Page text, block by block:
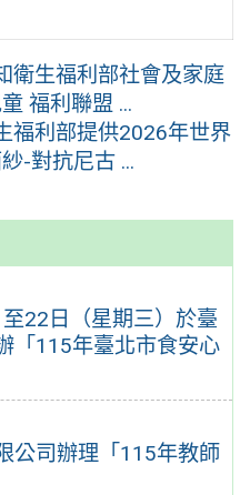
22日（星期三）於臺
「115年臺北市食安心
公司辦理「115年教師
衛生福利部社會及家庭
福利聯盟 ...
福利部提供2026年世界
-對抗尼古 ...